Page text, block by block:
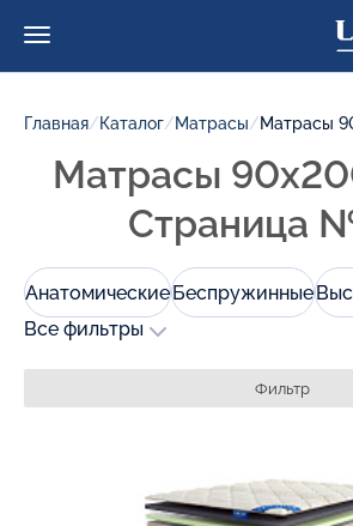
Главная/Каталог/Матрасы/Матрасы
Матрасы
Страница
АнатомическиеБеспружинные
Все фильтры
Фильтр